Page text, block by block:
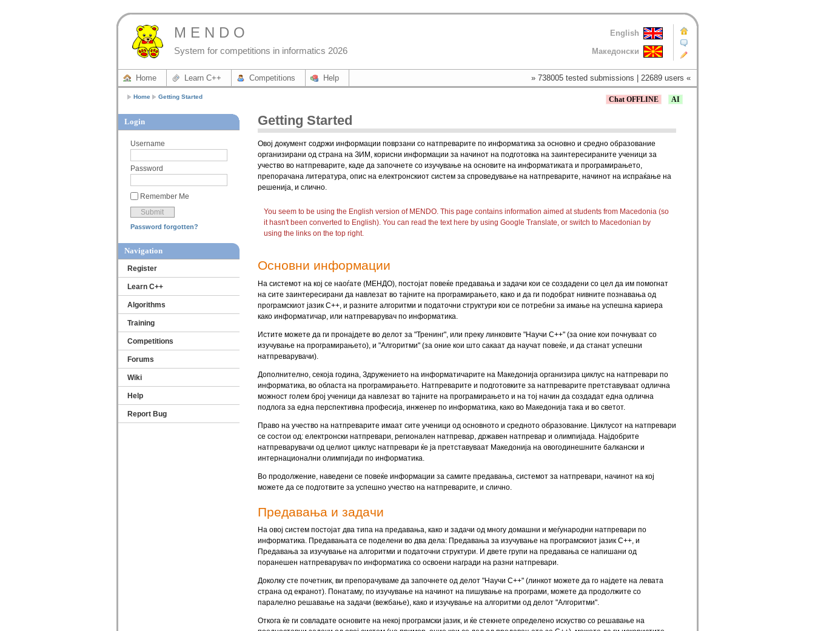
M E N D O
System for competitions in informatics 2026
English
Македонски
Home Learn C++ Competitions Help » 738005 tested submissions | 22689 users «
Home Getting Started AI
Chat OFFLINE
Login
Username
Password
Remember Me
Password forgotten?
Navigation
Register
Learn C++
Algorithms
Training
Competitions
Forums
Wiki
Help
Report Bug
Getting Started
Овој документ содржи информации поврзани со натпреварите по информатика за основно и средно образование
организирани од страна на ЗИМ, корисни информации за начинот на подготовка на заинтересираните ученици за
учество во натпреварите, каде да започнете со изучување на основите на информатиката и програмирањето,
препорачана литература, опис на електронскиот систем за спроведување на натпреварите, начинот на испраќање на
решенија, и слично.
You seem to be using the English version of MENDO. This page contains information aimed at students from Macedonia (so
it hasn't been converted to English). You can read the text here by using Google Translate, or switch to Macedonian by
using the links on the top right.
Основни информации
На системот на кој се наоѓате (МЕНДО), постојат повеќе предавања и задачи кои се создадени со цел да им помогнат
на сите заинтересирани да навлезат во тајните на програмирањето, како и да ги подобрат нивните познавања од
програмскиот јазик C++, и разните алгоритми и податочни структури кои се потребни за имање на успешна кариера
како информатичар, или натпреварувач по информатика.
Истите можете да ги пронајдете во делот за "Тренинг", или преку линковите "Научи C++" (за оние кои почнуваат со
изучување на програмирањето), и "Алгоритми" (за оние кои што сакаат да научат повеќе, и да станат успешни
натпреварувачи).
Дополнително, секоја година, Здружението на информатичарите на Македонија организира циклус на натпревари по
информатика, во областа на програмирањето. Натпреварите и подготовките за натпреварите претставуваат одлична
можност голем број ученици да навлезат во тајните на програмирањето и на тој начин да создадат една одлична
подлога за една перспективна професија, инженер по информатика, како во Македонија така и во светот.
Право на учество на натпреварите имаат сите ученици од основното и средното образование. Циклусот на натпревари
се состои од: електронски натпревари, регионален натпревар, државен натпревар и олимпијада. Најдобрите
натпреварувачи од целиот циклус натпревари ќе ја претставуваат Македонија на овогодинешните балкански и
интернационални олимпијади по информатика.
Во продолжение, наведени се повеќе информации за самите предавања, системот за натпревари, начинот на кој
можете да се подготвите за успешно учество на натпреварите, и слично.
Предавања и задачи
На овој систем постојат два типа на предавања, како и задачи од многу домашни и меѓународни натпревари по
информатика. Предавањата се поделени во два дела: Предавања за изучување на програмскиот јазик C++, и
Предавања за изучување на алгоритми и податочни структури. И двете групи на предавања се напишани од
поранешен натпреварувач по информатика со освоени награди на разни натпревари.
Доколку сте почетник, ви препорачуваме да започнете од делот "Научи C++" (линкот можете да го најдете на левата
страна од екранот). Понатаму, по изучување на начинот на пишување на програми, можете да продолжите со
паралелно решавање на задачи (вежбање), како и изучување на алгоритми од делот "Алгоритми".
Откога ќе ги совладате основите на некој програмски јазик, и ќе стекнете определено искуство со решавање на